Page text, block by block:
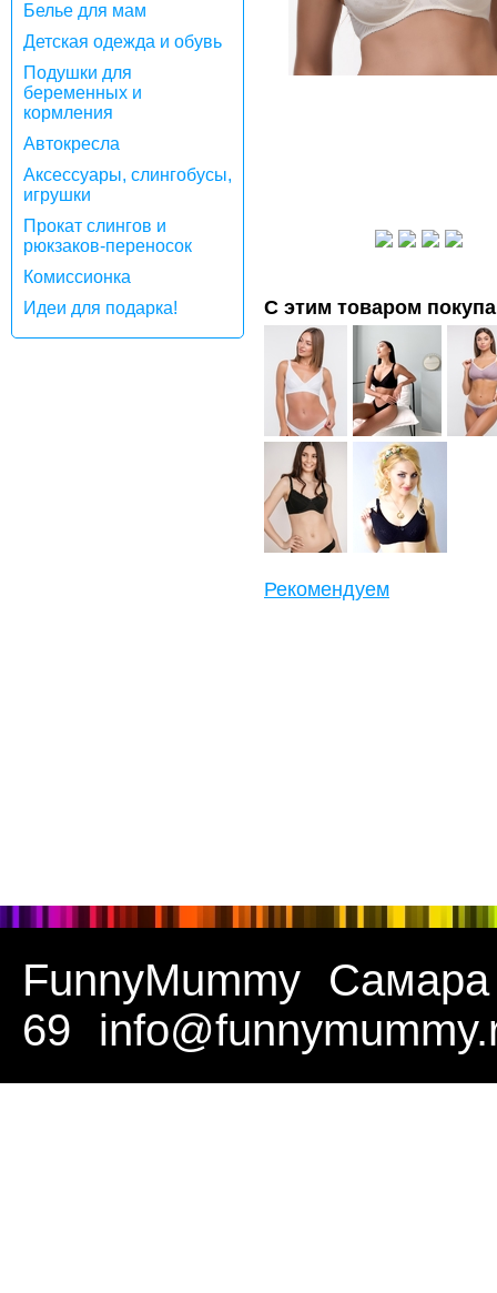
Белье для мам
Детская одежда и обувь
Подушки для
беременных и
кормления
Автокресла
Аксессуары, слингобусы,
игрушки
Прокат слингов и
рюкзаков-переносок
Комиссионка
Идеи для подарка!
С этим товаром
Рекомендуем
FunnyMummy
Самара
69